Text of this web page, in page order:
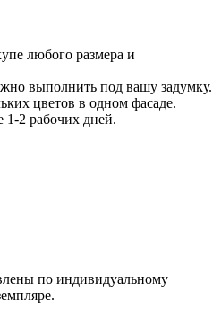
любого размера и
выполнить под вашу задумку.
цветов в одном фасаде.
1-2 рабочих дней.
по индивидуальному